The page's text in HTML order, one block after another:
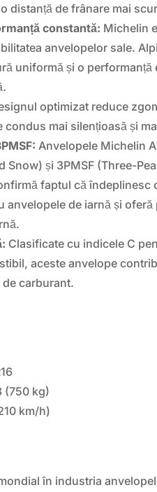
distanță de frânare mai
constantă: Michelin
anvelopelor sale.
uniformă și o performanță
optimizat reduce
condus mai silențioasă și
Anvelopele Michelin
Snow) și 3PMSF (Three-
faptul că îndeplinesc
anvelopele de iarnă și oferă
Clasificate cu indicele C
aceste anvelope
carburant.
(750 kg)
km/h)
în industria